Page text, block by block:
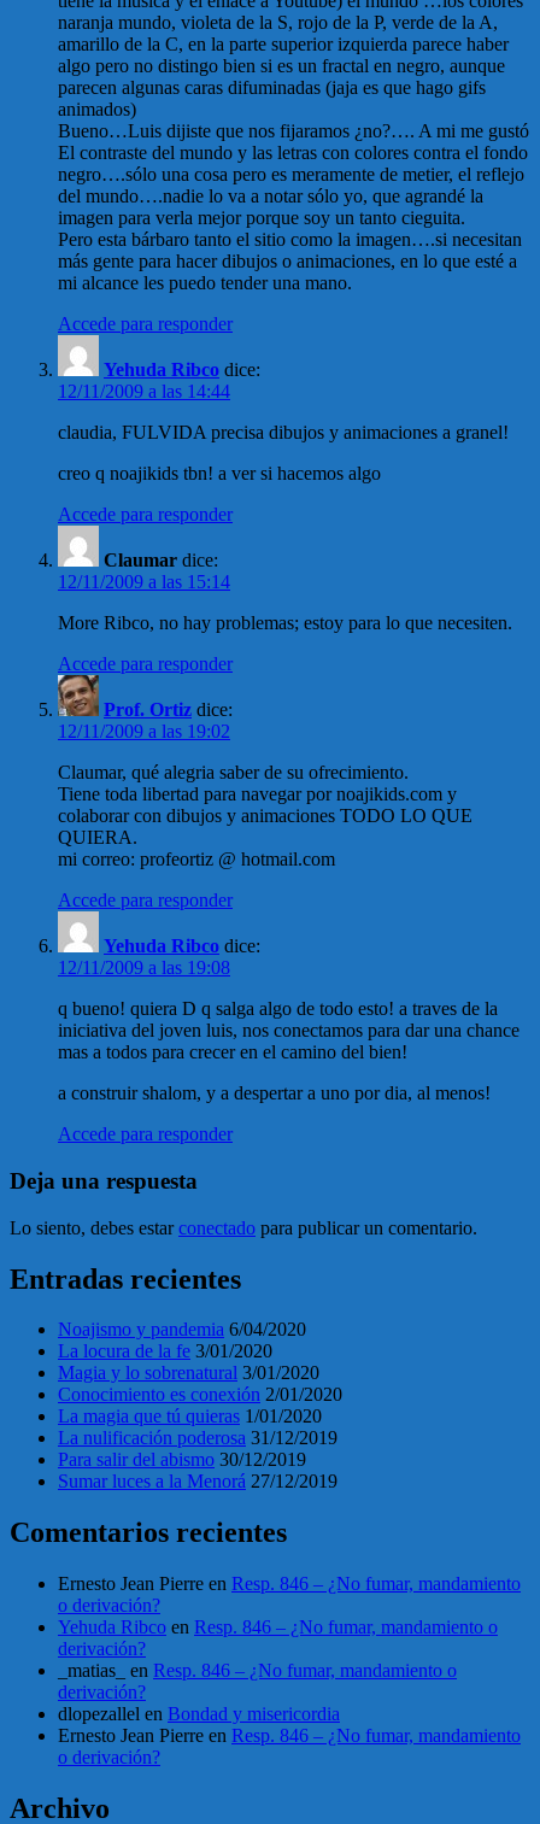
naranja mundo, violeta de la S, rojo de la P, verde de la A,
amarillo de la C, en la parte superior izquierda parece haber
algo pero no distingo bien si es un fractal en negro, aunque
parecen algunas caras difuminadas (jaja es que hago gifs
animados)
Bueno…Luis dijiste que nos fijaramos ¿no?…. A mi me gustó
El contraste del mundo y las letras con colores contra el fondo
negro….sólo una cosa pero es meramente de metier, el reflejo
del mundo….nadie lo va a notar sólo yo, que agrandé la
imagen para verla mejor porque soy un tanto cieguita.
Pero esta bárbaro tanto el sitio como la imagen….si necesitan
más gente para hacer dibujos o animaciones, en lo que esté a
mi alcance les puedo tender una mano.
Accede para responder
Yehuda Ribco dice:
12/11/2009 a las 14:44
claudia, FULVIDA precisa dibujos y animaciones a granel!
creo q noajikids tbn! a ver si hacemos algo
Accede para responder
Claumar dice:
12/11/2009 a las 15:14
More Ribco, no hay problemas; estoy para lo que necesiten.
Accede para responder
Prof. Ortiz dice:
12/11/2009 a las 19:02
Claumar, qué alegria saber de su ofrecimiento.
Tiene toda libertad para navegar por noajikids.com y
colaborar con dibujos y animaciones TODO LO QUE
QUIERA.
mi correo: profeortiz @ hotmail.com
Accede para responder
Yehuda Ribco dice:
12/11/2009 a las 19:08
q bueno! quiera D q salga algo de todo esto! a traves de la
iniciativa del joven luis, nos conectamos para dar una chance
mas a todos para crecer en el camino del bien!
a construir shalom, y a despertar a uno por dia, al menos!
Accede para responder
Deja una respuesta
Lo siento, debes estarconectado para publicar un comentario.
Entradas recientes
Noajismo y pandemia 6/04/2020
La locura de la fe 3/01/2020
Magia y lo sobrenatural 3/01/2020
Conocimiento es conexión 2/01/2020
La magia que tú quieras 1/01/2020
La nulificación poderosa 31/12/2019
Para salir del abismo 30/12/2019
Sumar luces a la Menorá 27/12/2019
Comentarios recientes
Ernesto Jean Pierre en Resp. 846 – ¿No fumar, mandamiento
o derivación?
Yehuda Ribco en Resp. 846 – ¿No fumar, mandamiento o
derivación?
_matias_
en Resp. 846 – ¿No fumar, mandamiento o
derivación?
dlopezallel en Bondad y misericordia
Ernesto Jean Pierre en Resp. 846 – ¿No fumar, mandamiento
o derivación?
Archivo